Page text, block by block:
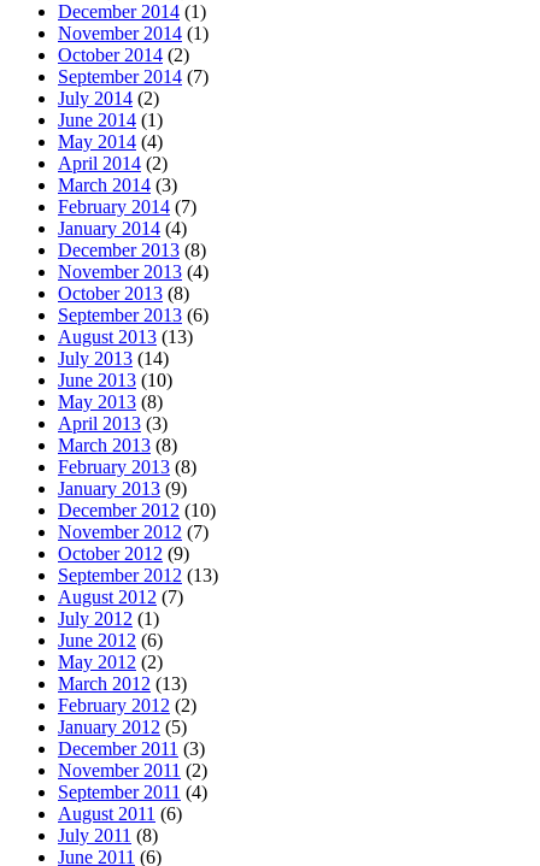
December 2014 (1)
November 2014 (1)
October 2014 (2)
September 2014 (7)
July 2014 (2)
June 2014 (1)
May 2014 (4)
April 2014 (2)
March 2014 (3)
February 2014 (7)
January 2014 (4)
December 2013 (8)
November 2013 (4)
October 2013 (8)
September 2013 (6)
August 2013 (13)
July 2013 (14)
June 2013 (10)
May 2013 (8)
April 2013 (3)
March 2013 (8)
February 2013 (8)
January 2013 (9)
December 2012 (10)
November 2012 (7)
October 2012 (9)
September 2012 (13)
August 2012 (7)
July 2012 (1)
June 2012 (6)
May 2012 (2)
March 2012 (13)
February 2012 (2)
January 2012 (5)
December 2011 (3)
November 2011 (2)
September 2011 (4)
August 2011 (6)
July 2011 (8)
June 2011 (6)